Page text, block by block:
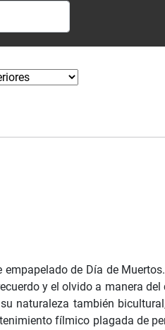
empapelado de Día de
y el olvido a manera
naturaleza también
fílmico plagada de